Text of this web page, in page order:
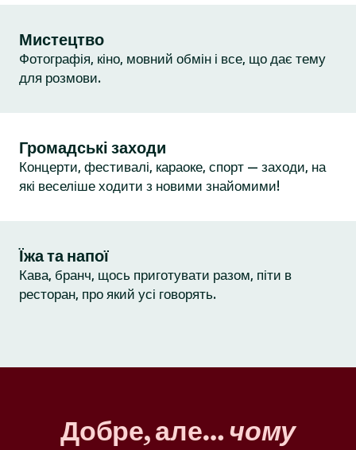
Мистецтво
Фотографія, кіно, мовний обмін і все, що дає тему
для розмови.
Громадські заходи
Концерти, фестивалі, караоке, спорт — заходи, на
які веселіше ходити з новими знайомими!
Їжа та напої
Кава, бранч, щось приготувати разом, піти в
ресторан, про який усі говорять.
Добре, але…чому